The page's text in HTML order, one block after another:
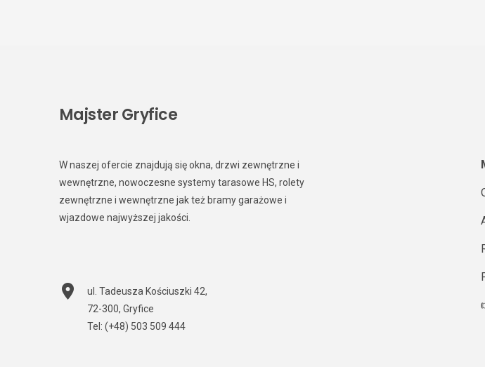
Majster Gryfice
W naszej ofercie znajdują się okna, drzwi zewnętrzne i
wewnętrzne, nowoczesne systemy tarasowe HS, rolety
zewnętrzne i wewnętrzne jak też bramy garażowe i
wjazdowe najwyższej jakości.
ul. Tadeusza Kościuszki 42,
72-300, Gryfice
Tel: (+48) 503 509 444